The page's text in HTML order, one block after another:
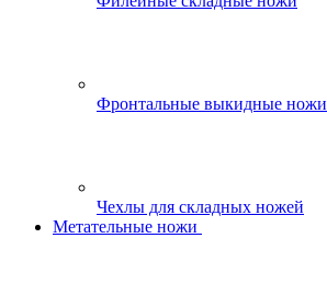
Фронтальные выкидные ножи
Чехлы для складных ножей
Метательные ножи